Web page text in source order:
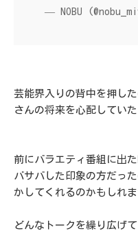
— NOBU
芸能界入りの背中を押し
さんの将来を心配していた
前にバラエティ番組に出
バサバした印象の方だっ
かしてくれるのかもしれま
どんなトークを繰り広げ